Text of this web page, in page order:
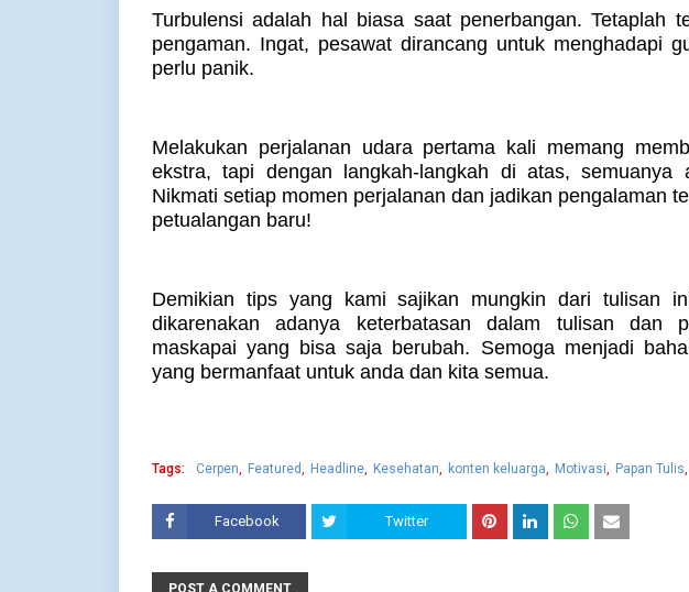
Turbulensi adalah hal biasa saat penerbangan. Tetaplah
pengaman. Ingat, pesawat dirancang untuk menghadapi
perlu panik.
Melakukan perjalanan udara pertama kali memang
ekstra, tapi dengan langkah-langkah di atas, semuanya
Nikmati setiap momen perjalanan dan jadikan pengalaman
petualangan baru!
Demikian tips yang kami sajikan mungkin dari tulisan
dikarenakan adanya keterbatasan dalam tulisan dan
maskapai yang bisa saja berubah. Semoga menjadi
yang bermanfaat untuk anda dan kita semua.
Tags: Cerpen Featured Headline Kesehatan konten keluarga Motivasi Papan Tulis
Facebook Twitter
POST A COMMENT